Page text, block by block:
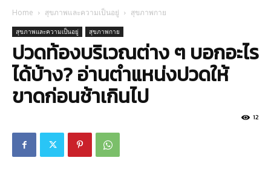
Home สุขภาพและความเป็นอยู่ สุขภาพกาย
สุขภาพและความเป็นอยู่ สุขภาพกาย
ปวดท้องบริเวณต่าง ๆ บอกอะไร
ได้บ้าง? อ่านตำแหน่งปวดให้
ขาดก่อนช้าเกินไป
12